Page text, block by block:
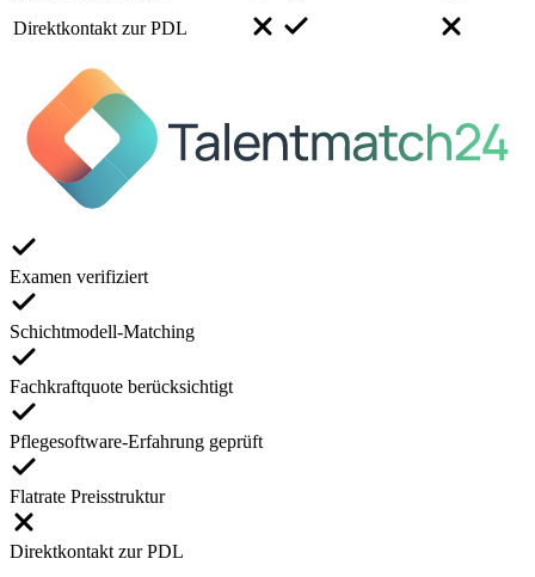
Direktkontakt zur PDL
Examen verifiziert
Schichtmodell-Matching
Fachkraftquote berücksichtigt
Pflegesoftware-Erfahrung geprüft
Flatrate Preisstruktur
Direktkontakt zur PDL